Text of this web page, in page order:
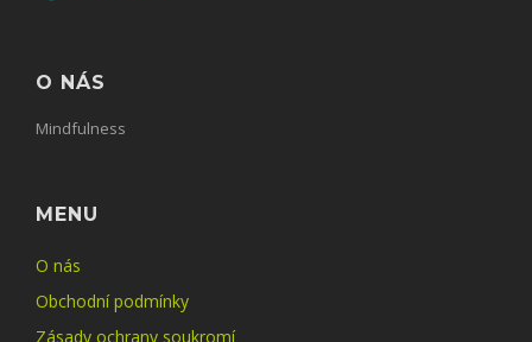
O NÁS
Mindfulness
MENU
O nás
Obchodní podmínky
Zásady ochrany soukromí